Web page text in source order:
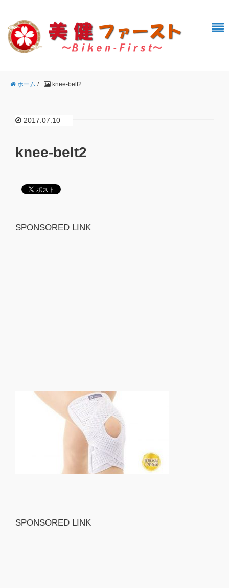
ホーム / knee-belt2
2017.07.10
knee-belt2
SPONSORED LINK
SPONSORED LINK